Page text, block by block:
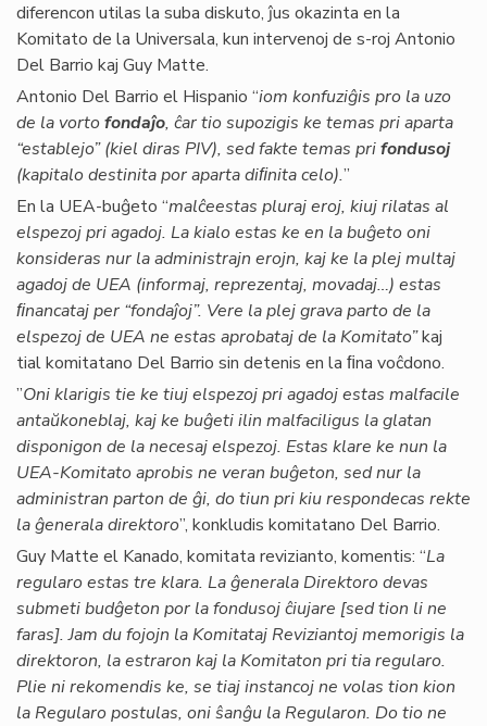
diferencon utilas la suba diskuto, ĵus okazinta en la
Komitato de la Universala, kun intervenoj de s-roj Antonio
Del Barrio kaj Guy Matte.
Antonio Del Barrio el Hispanio “iom konfuziĝis pro la uzo
de la vortofondaĵo, ĉar tio supozigis ke temas pri aparta
“establejo” (kiel diras PIV), sed fakte temas prifondusoj
(kapitalo destinita por aparta diﬁnita celo).”
En la UEA-buĝeto “malĉeestas pluraj eroj, kiuj rilatas al
elspezoj pri agadoj. La kialo estas ke en la buĝeto oni
konsideras nur la administrajn erojn, kaj ke la plej multaj
agadoj de UEA (informaj, reprezentaj, movadaj…) estas
ﬁnancataj per “fondaĵoj”. Vere la plej grava parto de la
elspezoj de UEA ne estas aprobataj de la Komitato”kaj
tial komitatano Del Barrio sin detenis en la ﬁna voĉdono.
”Oni klarigis tie ke tiuj elspezoj pri agadoj estas malfacile
antaŭkoneblaj, kaj ke buĝeti ilin malfaciligus la glatan
disponigon de la necesaj elspezoj. Estas klare ke nun la
UEA-Komitato aprobis ne veran buĝeton, sed nur la
administran parton de ĝi, do tiun pri kiu respondecas rekte
la ĝenerala direktoro”, konkludis komitatano Del Barrio.
Guy Matte el Kanado, komitata revizianto, komentis: “La
regularo estas tre klara. La ĝenerala Direktoro devas
submeti budĝeton por la fondusoj ĉiujare [sed tion li ne
faras]. Jam du fojojn la Komitataj Reviziantoj memorigis la
direktoron, la estraron kaj la Komitaton pri tia regularo.
Plie ni rekomendis ke, se tiaj instancoj ne volas tion kion
la Regularo postulas, oni ŝanĝu la Regularon. Do tio ne